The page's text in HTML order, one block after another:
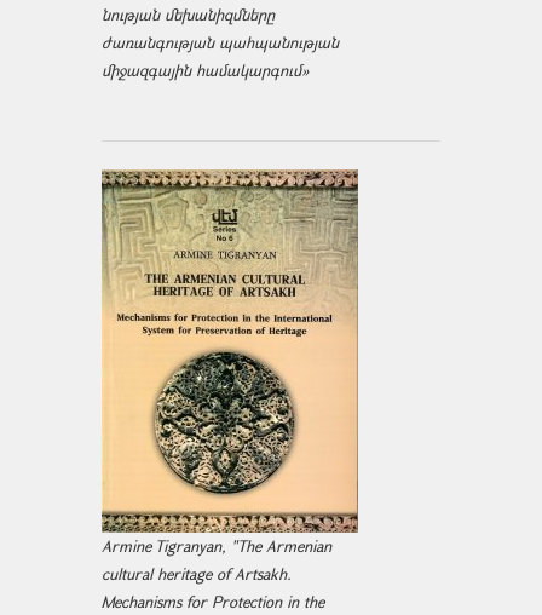
նության մեխանիզմները
ժառանգության պահպանության
միջազ­գային համակարգում»
Armine Tigranyan, "The Armenian
cultural heritage of Artsakh.
Mechanisms for Protection in the